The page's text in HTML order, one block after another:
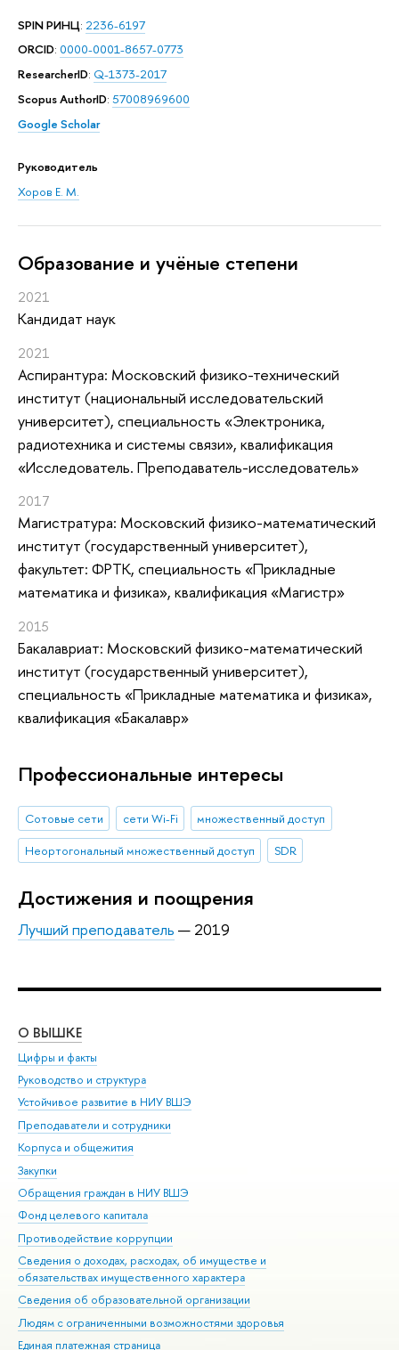
SPIN РИНЦ: 2236-6197
ORCID: 0000-0001-8657-0773
ResearcherID: Q-1373-2017
Scopus AuthorID: 57008969600
Google Scholar
Руководитель
Хоров Е. М.
Oбразование и учёные степени
2021
Кандидат наук
2021
Аспирантура: Московский физико-технический
институт (национальный исследовательский
университет), специальность «Электроника,
радиотехника и системы связи», квалификация
«Исследователь. Преподаватель-исследователь»
2017
Магистратура: Московский физико-математический
институт (государственный университет),
факультет: ФРТК, специальность «Прикладные
математика и физика», квалификация «Магистр»
2015
Бакалавриат: Московский физико-математический
институт (государственный университет),
специальность «Прикладные математика и физика»,
квалификация «Бакалавр»
Профессиональные интересы
Сотовые сети сети Wi-Fi
множественный доступ
Неортогональный множественный доступ
SDR
Достижения и поощрения
Лучший преподаватель — 2019
О ВЫШКЕ
Цифры и факты
Руководство и структура
Устойчивое развитие в НИУ ВШЭ
Преподаватели и сотрудники
Корпуса и общежития
Закупки
Обращения граждан в НИУ ВШЭ
Фонд целевого капитала
Противодействие коррупции
Сведения о доходах, расходах, об имуществе и
обязательствах имущественного характера
Сведения об образовательной организации
Людям с ограниченными возможностями здоровья
Единая платежная страница